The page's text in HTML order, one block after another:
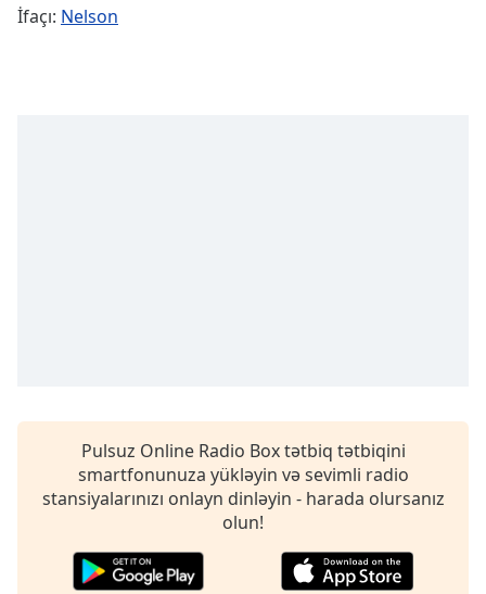
Time-
subtitles
settings,
opens
subtitles
dialog
subtitles
İfaçı: Nelson
Pulsuz Online Radio Box tətbiq tətbiqini
smartfonunuza yükləyin və sevimli radio
stansiyalarınızı onlayn dinləyin - harada olursanız
olun!